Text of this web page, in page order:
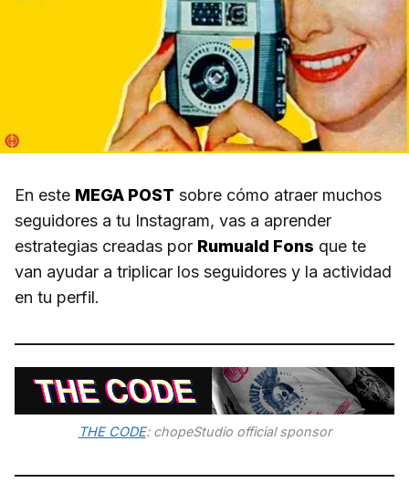
En este MEGA POST sobre cómo atraer muchos
seguidores a tu Instagram, vas a aprender
estrategias creadas por Rumuald Fons que te
van ayudar a triplicar los seguidores y la actividad
en tu perfil.
THE CODE: chopeStudio official sponsor